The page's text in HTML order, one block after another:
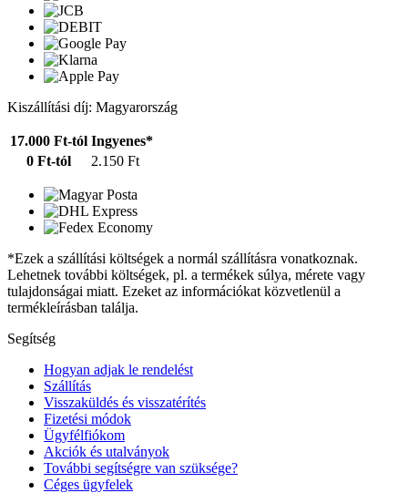
Kiszállítási díj: Magyarország
17.000 Ft-tól Ingyenes*
0 Ft-tól
2.150 Ft
*Ezek a szállítási költségek a normál szállításra vonatkoznak.
Lehetnek további költségek, pl. a termékek súlya, mérete vagy
tulajdonságai miatt. Ezeket az információkat közvetlenül a
termékleírásban találja.
Segítség
Hogyan adjak le rendelést
Szállítás
Visszaküldés és visszatérítés
Fizetési módok
Ügyfélfiókom
Akciók és utalványok
További segítségre van szüksége?
Céges ügyfelek